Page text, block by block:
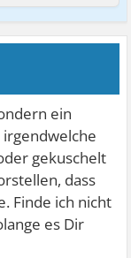
ein
gekuschelt
dass
Finde ich nicht
es Dir